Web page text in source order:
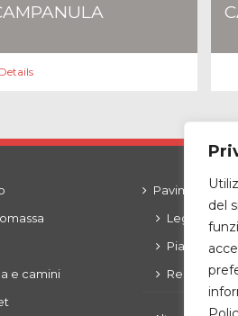
del
Details
e camini
Pavimenti
Legni e
Piastrelle
Resine